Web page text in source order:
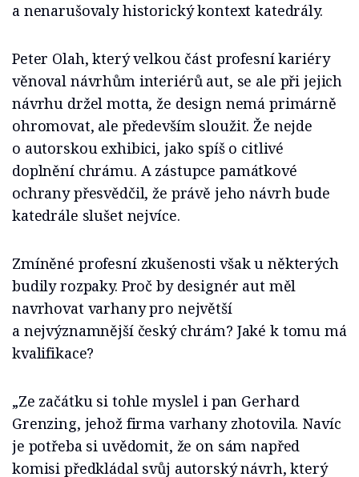
a nenarušovaly historický kontext katedrály.
Peter Olah, který velkou část profesní kariéry
věnoval návrhům interiérů aut, se ale při jejich
návrhu držel motta, že design nemá primárně
ohromovat, ale především sloužit. Že nejde
o autorskou exhibici, jako spíš o citlivé
doplnění chrámu. A zástupce památkové
ochrany přesvědčil, že právě jeho návrh bude
katedrále slušet nejvíce.
Zmíněné profesní zkušenosti však u některých
budily rozpaky. Proč by designér aut měl
navrhovat varhany pro největší
a nejvýznamnější český chrám? Jaké k tomu má
kvalifikace?
„Ze začátku si tohle myslel i pan Gerhard
Grenzing, jehož firma varhany zhotovila. Navíc
je potřeba si uvědomit, že on sám napřed
komisi předkládal svůj autorský návrh, který